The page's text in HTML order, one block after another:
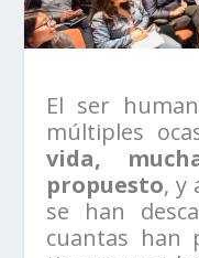
El ser
múltiples
vida,
propuesto, y
se han
cuantas han